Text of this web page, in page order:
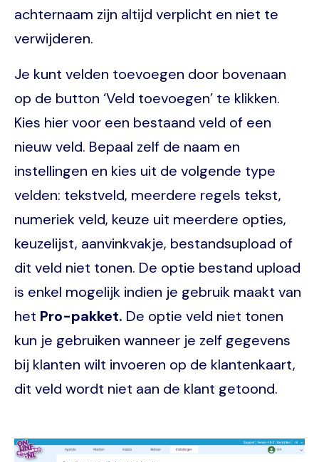
achternaam zijn altijd verplicht en niet te
verwijderen.
Je kunt velden toevoegen door bovenaan
op de button ‘Veld toevoegen’ te klikken.
Kies hier voor een bestaand veld of een
nieuw veld. Bepaal zelf de naam en
instellingen en kies uit de volgende type
velden: tekstveld, meerdere regels tekst,
numeriek veld, keuze uit meerdere opties,
keuzelijst, aanvinkvakje, bestandsupload of
dit veld niet tonen. De optie bestand upload
is enkel mogelijk indien je gebruik maakt van
het Pro-pakket. De optie veld niet tonen
kun je gebruiken wanneer je zelf gegevens
bij klanten wilt invoeren op de klantenkaart,
dit veld wordt niet aan de klant getoond.
Image